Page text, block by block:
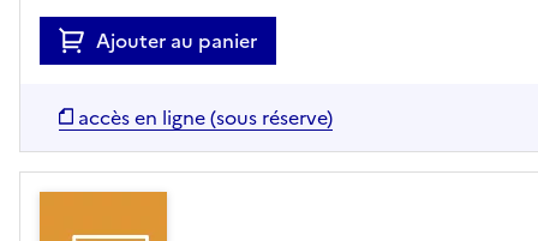
Ajouter au panier
accès en ligne (sous réserve)